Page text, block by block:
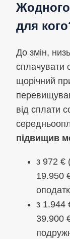
Жодного
для
До змін,
сплачувати
щорічний
від сплати
підвищив
з 972 €
19.950
з 1.944
39.900